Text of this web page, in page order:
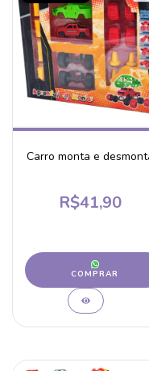
Carro monta e
R$41,90
COMPRAR